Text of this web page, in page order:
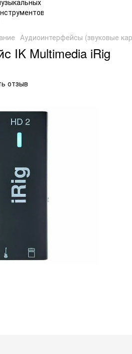
Аудиоинтерфейсы (звуковые
IK Multimedia iRig
отзыв